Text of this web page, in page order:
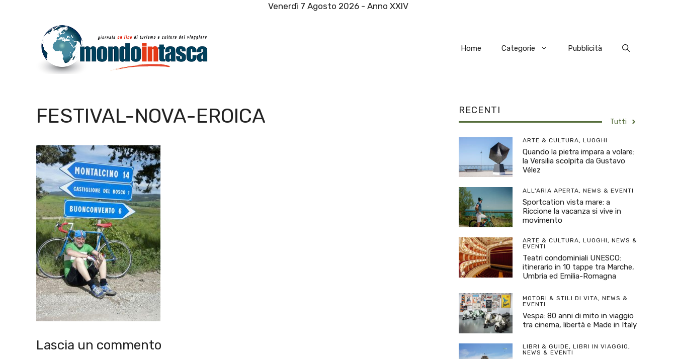
Venerdì 7 Agosto 2026 - Anno XXIV
Home Categorie Pubblicità
FESTIVAL-NOVA-EROICA
Lascia un commento
RECENTI
Tutti
ARTE & CULTURA, LUOGHI
Quando la pietra impara a volare:
la Versilia scolpita da Gustavo
Vélez
ALL'ARIA APERTA, NEWS & EVENTI
Sportcation vista mare: a
Riccione la vacanza si vive in
movimento
ARTE & CULTURA, LUOGHI, NEWS &
EVENTI
Teatri condominiali UNESCO:
itinerario in 10 tappe tra Marche,
Umbria ed Emilia-Romagna
MOTORI & STILI DI VITA, NEWS &
EVENTI
Vespa: 80 anni di mito in viaggio
tra cinema, libertà e Made in Italy
LIBRI & GUIDE, LIBRI IN VIAGGIO,
NEWS & EVENTI